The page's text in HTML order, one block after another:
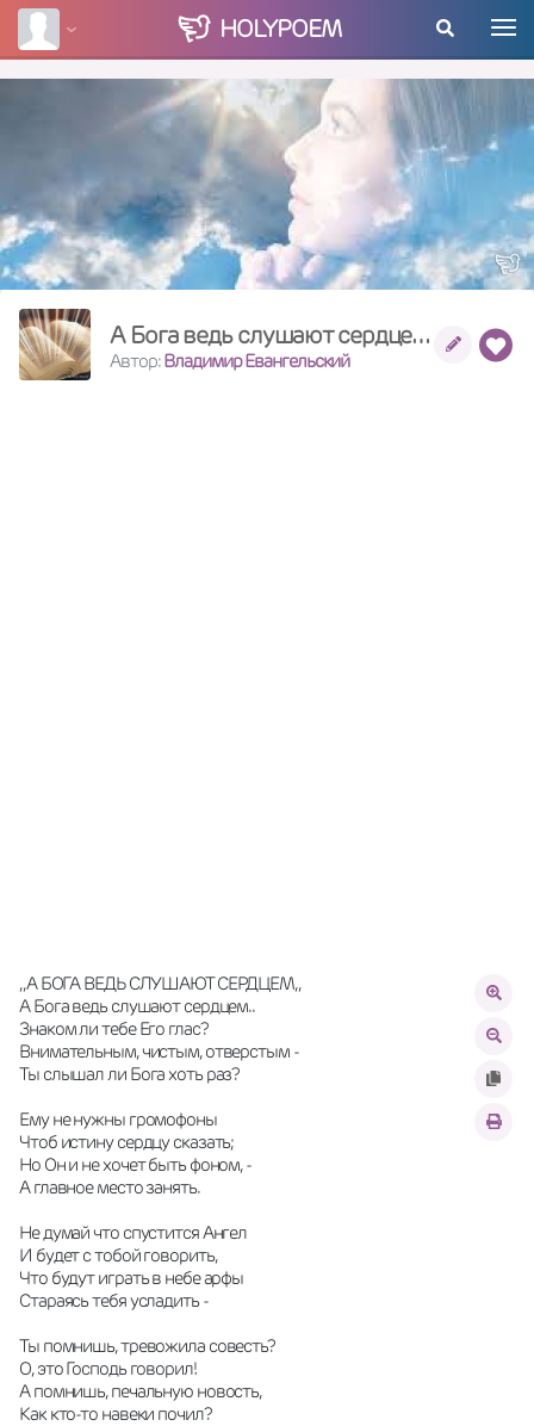
HOLYPOEM
А Бога ведь слушают сердцем..
Автор:Владимир Евангельский
,,А БОГА ВЕДЬ СЛУШАЮТ СЕРДЦЕМ,,
А Бога ведь слушают сердцем..
Знаком ли тебе Его глас?
Внимательным, чистым, отверстым -
Ты слышал ли Бога хоть раз?
Ему не нужны громофоны
Чтоб истину сердцу сказать;
Но Он и не хочет быть фоном, -
А главное место занять.
Не думай что спустится Ангел
И будет с тобой говорить,
Что будут играть в небе арфы
Стараясь тебя усладить -
Ты помнишь, тревожила совесть?
О, это Господь говорил!
А помнишь, печальную новость,
Как кто-то навеки почил?